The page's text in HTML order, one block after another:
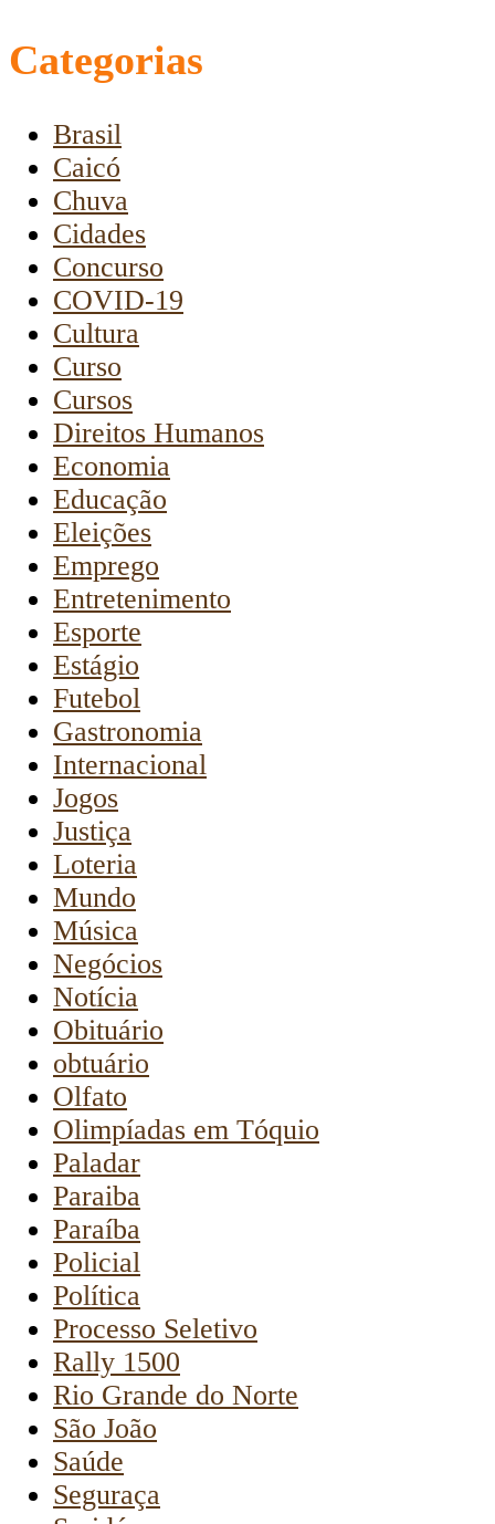
Categorias
Brasil
Caicó
Chuva
Cidades
Concurso
COVID-19
Cultura
Curso
Cursos
Direitos Humanos
Economia
Educação
Eleições
Emprego
Entretenimento
Esporte
Estágio
Futebol
Gastronomia
Internacional
Jogos
Justiça
Loteria
Mundo
Música
Negócios
Notícia
Obituário
obtuário
Olfato
Olimpíadas em Tóquio
Paladar
Paraiba
Paraíba
Policial
Política
Processo Seletivo
Rally 1500
Rio Grande do Norte
São João
Saúde
Seguraça